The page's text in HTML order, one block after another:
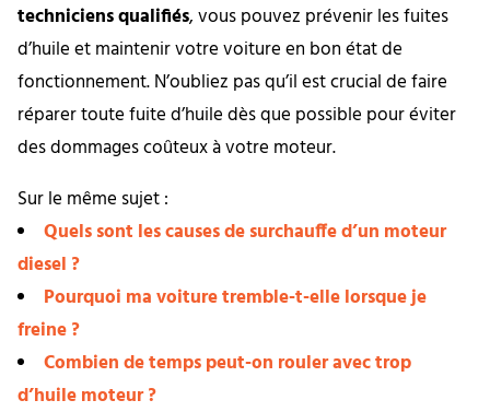
techniciens qualifiés, vous pouvez prévenir les fuites
d’huile et maintenir votre voiture en bon état de
fonctionnement. N’oubliez pas qu’il est crucial de faire
réparer toute fuite d’huile dès que possible pour éviter
des dommages coûteux à votre moteur.
Sur le même sujet :
Quels sont les causes de surchauffe d’un moteur
diesel ?
Pourquoi ma voiture tremble-t-elle lorsque je
freine ?
Combien de temps peut-on rouler avec trop
d’huile moteur ?